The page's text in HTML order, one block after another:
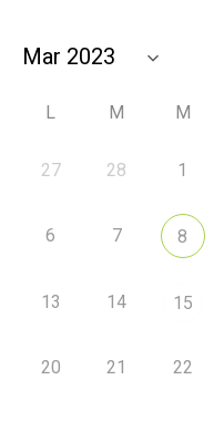
L M M
27 28 1
6 7 8
13 14 15
20 21 22